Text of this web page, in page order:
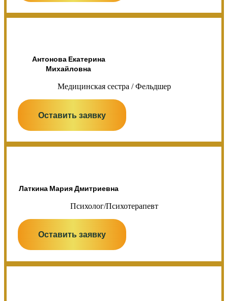
Антонова Екатерина
Михайловна
Медицинская сестра / Фельдшер
Оставить заявку
Латкина Мария Дмитриевна
Психолог/Психотерапевт
Оставить заявку